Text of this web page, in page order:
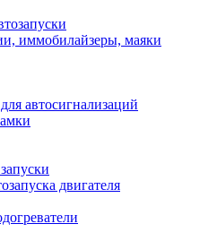
иммобилайзеры, маяки
автосигнализаций
двигателя